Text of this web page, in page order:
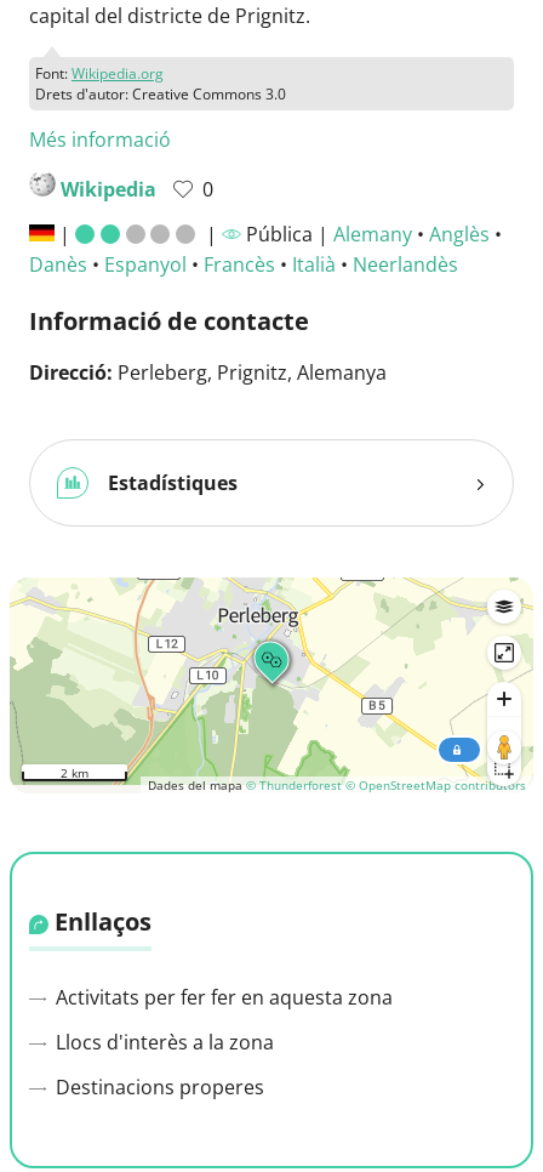
capital del districte de Prignitz.
Font:Wikipedia.org
Drets d'autor: Creative Commons 3.0
Més informació
Wikipedia
0
|
| Pública | Alemany• Anglès •
Danès • Espanyol • Francès • Italià • Neerlandès
Informació de contacte
Direcció: Perleberg, Prignitz, Alemanya
Estadístiques
Dades del mapa© Thunderforest © OpenStreetMap contributors
2 km
Enllaços
Activitats per fer fer en aquesta zona
Llocs d'interès a la zona
Destinacions properes